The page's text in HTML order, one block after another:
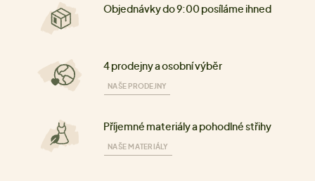
Objednávky do 9:00 posíláme ihned
4 prodejny a osobní výběr
NAŠE PRODEJNY
Příjemné materiály a pohodlné střihy
NAŠE MATERIÁLY